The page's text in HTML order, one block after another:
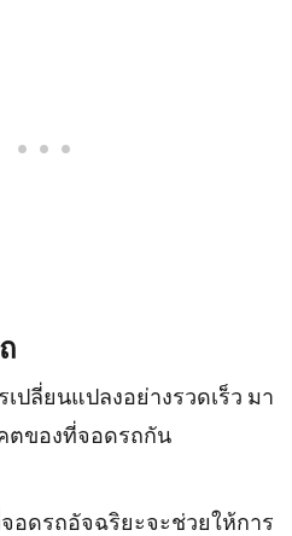
ปลี่ยนแปลงอย่างรวดเร็ว มา
ตของที่จอดรถกัน
อดรถอัจฉริยะจะช่วยให้การ